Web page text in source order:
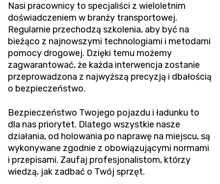
Nasi pracownicy to specjaliści z wieloletnim
doświadczeniem w branży transportowej.
Regularnie przechodzą szkolenia, aby być na
bieżąco z najnowszymi technologiami i metodami
pomocy drogowej. Dzięki temu możemy
zagwarantować, że każda interwencja zostanie
przeprowadzona z najwyższą precyzją i dbałością
o bezpieczeństwo.
Bezpieczeństwo Twojego pojazdu i ładunku to
dla nas priorytet. Dlatego wszystkie nasze
działania, od holowania po naprawę na miejscu, są
wykonywane zgodnie z obowiązującymi normami
i przepisami. Zaufaj profesjonalistom, którzy
wiedzą, jak zadbać o Twój sprzęt.